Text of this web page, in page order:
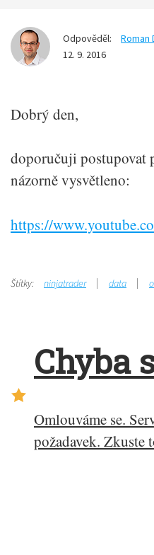
Odpověděl:
Roman
12. 9. 2016
Dobrý den,
doporučuji postupovat
názorně vysvětleno:
https://
Štítky: ninjatrader data
Chyba
Omlouváme se.
požadavek. Zkuste